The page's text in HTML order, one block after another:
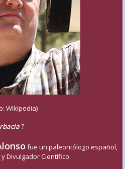
Wikipedia)
?
fue un paleontólogo español,
Divulgador Científico.